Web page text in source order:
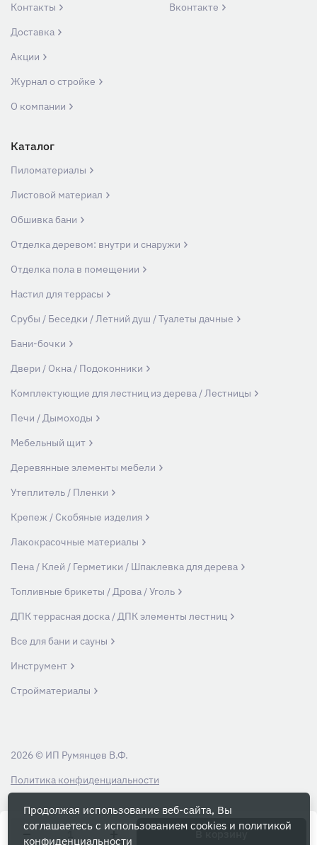
В корзину
Контакты
Доставка
Акции
Журнал о стройке
О компании
Вконтакте
Каталог
Пиломатериалы
Листовой материал
Обшивка бани
Отделка деревом: внутри и снаружи
Отделка пола в помещении
Настил для террасы
Срубы / Беседки / Летний душ / Туалеты дачные
Бани-бочки
Двери / Окна / Подоконники
Комплектующие для лестниц из дерева / Лестницы
Печи / Дымоходы
Мебельный щит
Деревянные элементы мебели
Утеплитель / Пленки
Крепеж / Скобяные изделия
Лакокрасочные материалы
Пена / Клей / Герметики / Шпаклевка для дерева
Топливные брикеты / Дрова / Уголь
ДПК террасная доска / ДПК элементы лестниц
Все для бани и сауны
Инструмент
Стройматериалы
Вся информация на данном сайте носит ознакомительный характер и ни
при каких условиях не является публичной офертой, определяемой
Политика конфиденциальности
2026 © ИП Румянцев В.Ф.
Продолжая использование веб-сайта, Вы
соглашаетесь с использованием cookies и политикой
конфиденциальности